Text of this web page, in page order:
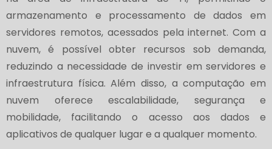
armazenamento e processamento de dados em
servidores remotos, acessados pela internet. Com a
nuvem, é possível obter recursos sob demanda,
reduzindo a necessidade de investir em servidores e
infraestrutura física. Além disso, a computação em
nuvem oferece escalabilidade, segurança e
mobilidade, facilitando o acesso aos dados e
aplicativos de qualquer lugar e a qualquer momento.